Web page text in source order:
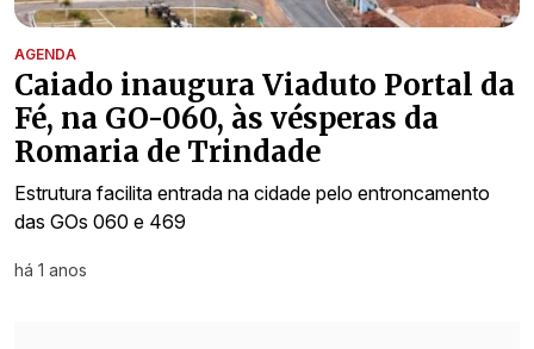
AGENDA
Caiado inaugura Viaduto Portal da
Fé, na GO-060, às vésperas da
Romaria de Trindade
Estrutura facilita entrada na cidade pelo entroncamento
das GOs 060 e 469
há 1 anos